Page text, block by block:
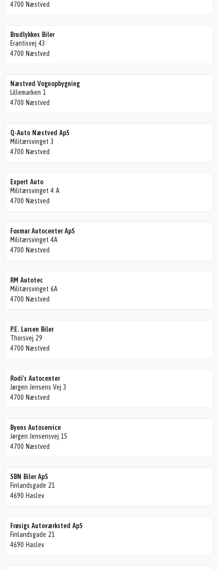
4700 Næstved
Brudlykkes Biler
Erantisvej 43
4700 Næstved
Næstved Vognopbygning
Lillemarken 1
4700 Næstved
Q-Auto Næstved ApS
Militærsvinget 3
4700 Næstved
Expert Auto
Militærsvinget 4 A
4700 Næstved
Foxmar Autocenter ApS
Militærsvinget 4A
4700 Næstved
RM Autotec
Militærsvinget 6A
4700 Næstved
P.E. Larsen Biler
Thorsvej 29
4700 Næstved
Rodi's Autocenter
Jørgen Jensens Vej 3
4700 Næstved
Byens Autoservice
Jørgen Jensensvej 15
4700 Næstved
SBN Biler ApS
Finlandsgade 21
4690 Haslev
Frøsigs Autoværksted ApS
Finlandsgade 21
4690 Haslev